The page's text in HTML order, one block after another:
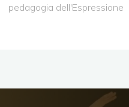
pedagogia dell'Espressione